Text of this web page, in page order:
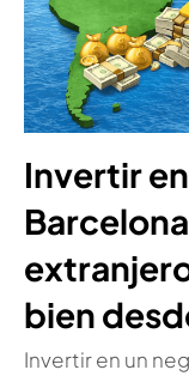
Invertir
bien
Invertir en un